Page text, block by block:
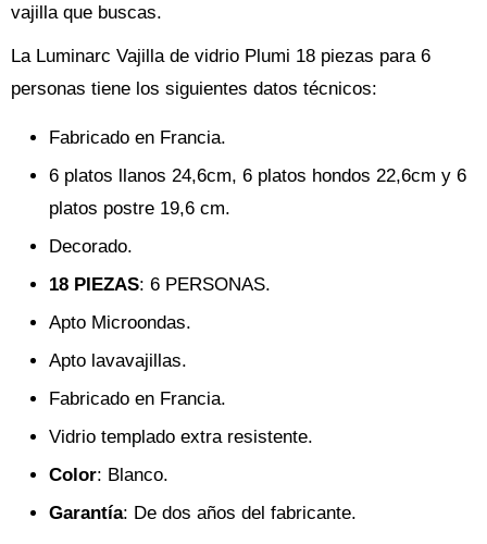
vajilla que buscas.
La Luminarc Vajilla de vidrio Plumi 18 piezas para 6
personas tiene los siguientes datos técnicos:
Fabricado en Francia.
6 platos llanos 24,6cm, 6 platos hondos 22,6cm y 6
platos postre 19,6 cm.
Decorado.
18 PIEZAS: 6 PERSONAS.
Apto Microondas.
Apto lavavajillas.
Fabricado en Francia.
Vidrio templado extra resistente.
Color: Blanco.
Garantía: De dos años del fabricante.